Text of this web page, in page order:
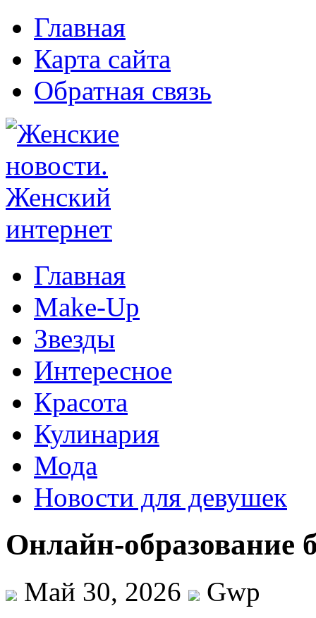
Главная
Карта сайта
Обратная связь
Главная
Make-Up
Звезды
Интересное
Красота
Кулинария
Мода
Новости для девушек
Онлайн-образование
Май 30, 2026
Gwp